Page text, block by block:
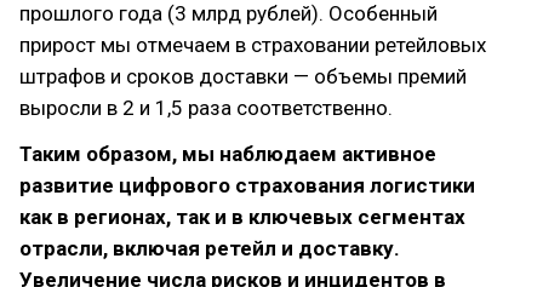
прошлого года (3 млрд рублей). Особенный
прирост мы отмечаем в страховании ретейловых
штрафов и сроков доставки — объемы премий
выросли в 2 и 1,5 раза соответственно.
Таким образом, мы наблюдаем активное
развитие цифрового страхования логистики
как в регионах, так и в ключевых сегментах
отрасли, включая ретейл и доставку.
Увеличение числа рисков и инцидентов в